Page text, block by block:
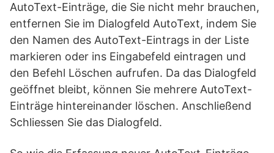
AutoText-Einträge, die Sie nicht mehr brauchen,
entfernen Sie im Dialogfeld AutoText, indem Sie
den Namen des AutoText-Eintrags in der Liste
markieren oder ins Eingabefeld eintragen und
den Befehl Löschen aufrufen. Da das Dialogfeld
geöffnet bleibt, können Sie mehrere AutoText-
Einträge hintereinander löschen. Anschließend
Schliessen Sie das Dialogfeld.